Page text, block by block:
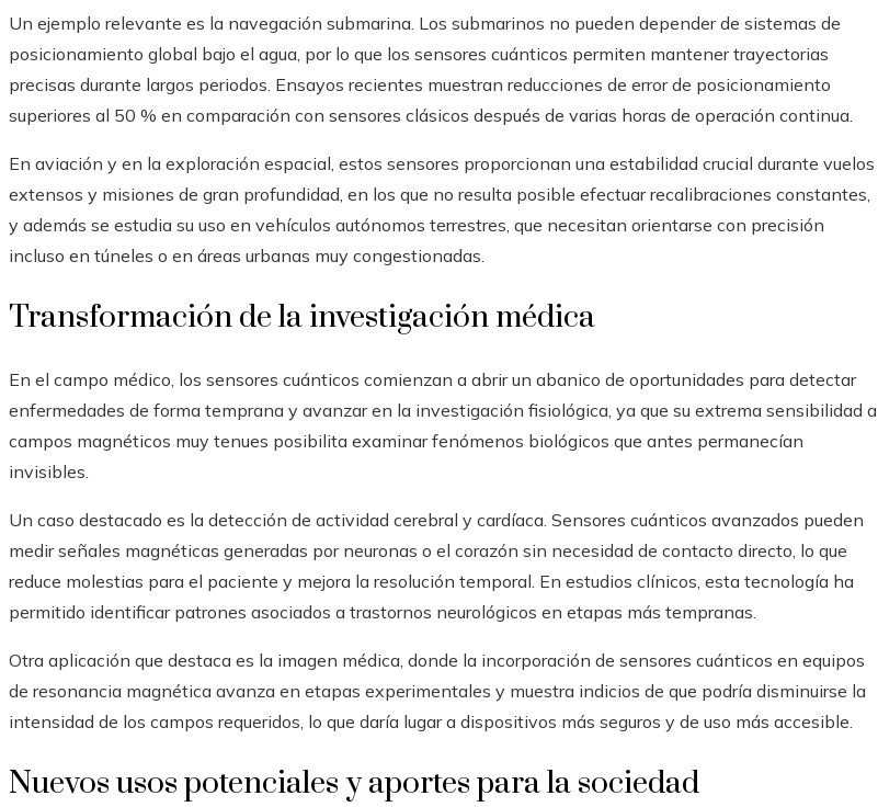
Un ejemplo relevante es la navegación submarina. Los submarinos no pueden depender de sistemas de
posicionamiento global bajo el agua, por lo que los sensores cuánticos permiten mantener trayectorias
precisas durante largos periodos. Ensayos recientes muestran reducciones de error de posicionamiento
superiores al 50 % en comparación con sensores clásicos después de varias horas de operación continua.
En aviación y en la exploración espacial, estos sensores proporcionan una estabilidad crucial durante vuelos
extensos y misiones de gran profundidad, en los que no resulta posible efectuar recalibraciones constantes,
y además se estudia su uso en vehículos autónomos terrestres, que necesitan orientarse con precisión
incluso en túneles o en áreas urbanas muy congestionadas.
Transformación de la investigación médica
En el campo médico, los sensores cuánticos comienzan a abrir un abanico de oportunidades para detectar
enfermedades de forma temprana y avanzar en la investigación fisiológica, ya que su extrema sensibilidad a
campos magnéticos muy tenues posibilita examinar fenómenos biológicos que antes permanecían
invisibles.
Un caso destacado es la detección de actividad cerebral y cardíaca. Sensores cuánticos avanzados pueden
medir señales magnéticas generadas por neuronas o el corazón sin necesidad de contacto directo, lo que
reduce molestias para el paciente y mejora la resolución temporal. En estudios clínicos, esta tecnología ha
permitido identificar patrones asociados a trastornos neurológicos en etapas más tempranas.
Otra aplicación que destaca es la imagen médica, donde la incorporación de sensores cuánticos en equipos
de resonancia magnética avanza en etapas experimentales y muestra indicios de que podría disminuirse la
intensidad de los campos requeridos, lo que daría lugar a dispositivos más seguros y de uso más accesible.
Nuevos usos potenciales y aportes para la sociedad